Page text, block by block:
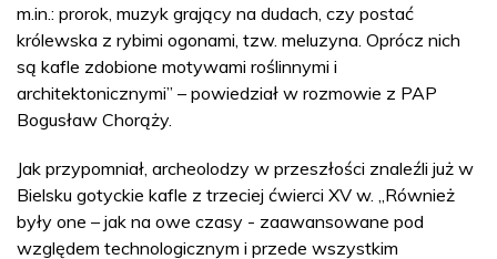
m.in.: prorok, muzyk grający na dudach, czy postać
królewska z rybimi ogonami, tzw. meluzyna. Oprócz nich
są kafle zdobione motywami roślinnymi i
architektonicznymi” – powiedział w rozmowie z PAP
Bogusław Chorąży.
Jak przypomniał, archeolodzy w przeszłości znaleźli już w
Bielsku gotyckie kafle z trzeciej ćwierci XV w. „Również
były one – jak na owe czasy - zaawansowane pod
względem technologicznym i przede wszystkim